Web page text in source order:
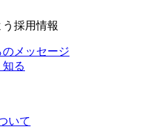
採用情報
メッセージ
る
いて